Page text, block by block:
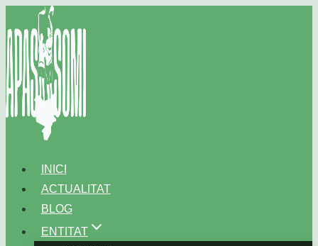
al
contingut
INICI
ACTUALITAT
BLOG
ENTITAT